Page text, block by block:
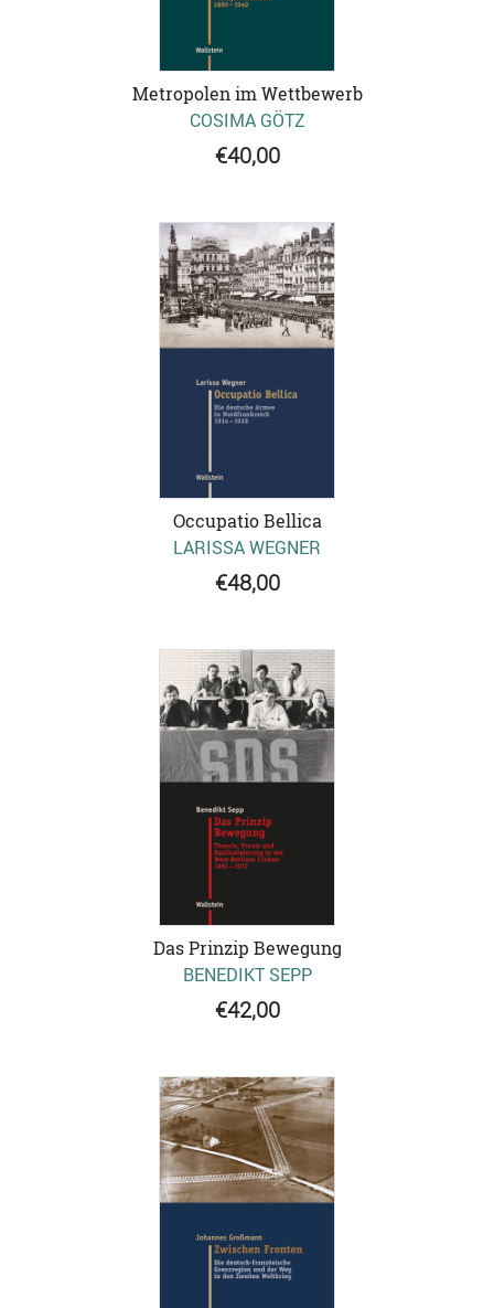
Metropolen im Wettbewerb
COSIMA GÖTZ
€40,00
Occupatio Bellica
LARISSA WEGNER
€48,00
Das Prinzip Bewegung
BENEDIKT SEPP
€42,00